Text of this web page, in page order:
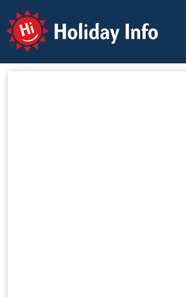
Holiday Info